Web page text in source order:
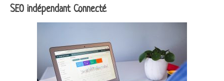
SEO indépendant Connecté